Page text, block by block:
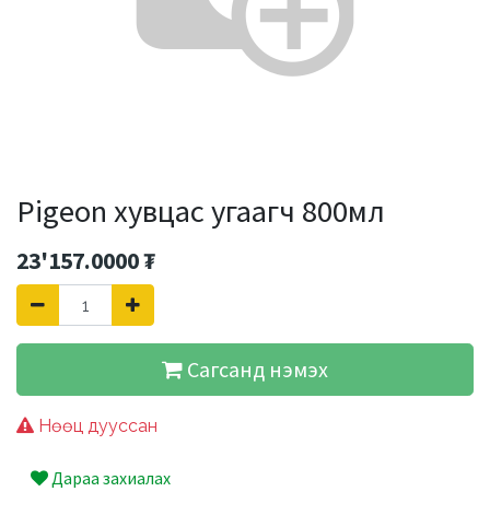
Pigeon хувцас угаагч 800мл
23'157.0000₮
Сагсанд нэмэх
Нөөц дууссан
Дараа захиалах